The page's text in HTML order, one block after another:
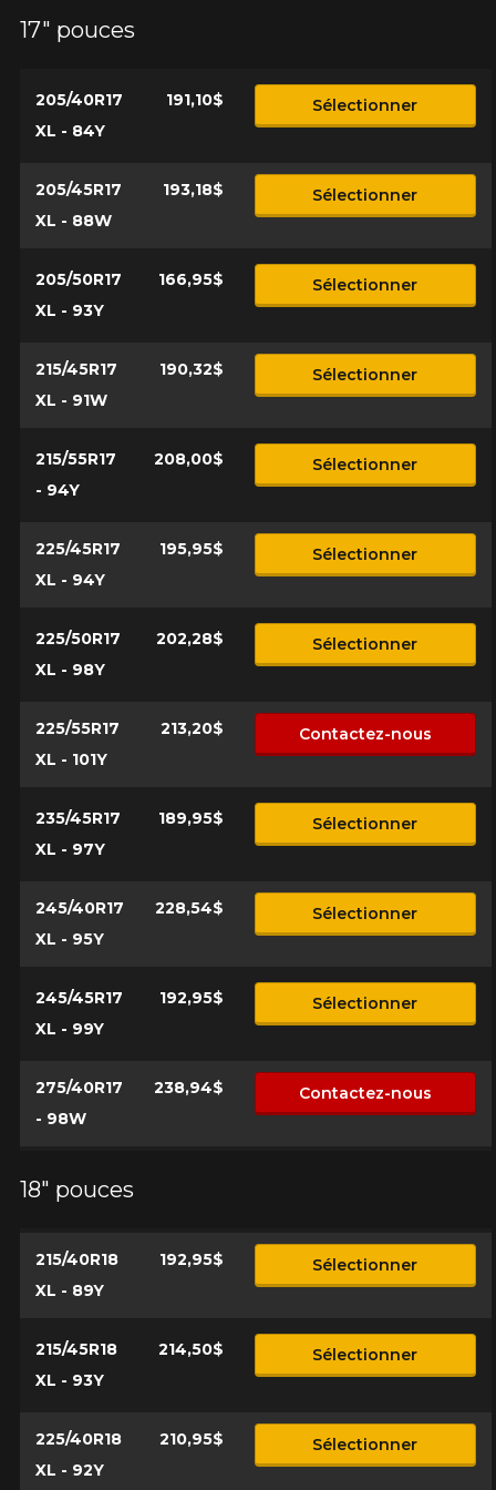
17" pouces
205/40R17
XL - 84Y
191,10$ Sélectionner
205/45R17
XL - 88W
193,18$ Sélectionner
205/50R17
XL - 93Y
166,95$ Sélectionner
215/45R17
XL - 91W
190,32$ Sélectionner
215/55R17
- 94Y
208,00$ Sélectionner
225/45R17
XL - 94Y
195,95$ Sélectionner
225/50R17
XL - 98Y
202,28$ Sélectionner
225/55R17
XL - 101Y
213,20$ Contactez-nous
235/45R17
XL - 97Y
189,95$ Sélectionner
245/40R17
XL - 95Y
228,54$ Sélectionner
245/45R17
XL - 99Y
192,95$ Sélectionner
275/40R17
- 98W
238,94$ Contactez-nous
18" pouces
215/40R18
XL - 89Y
192,95$ Sélectionner
215/45R18
XL - 93Y
214,50$ Sélectionner
225/40R18
XL - 92Y
210,95$ Sélectionner